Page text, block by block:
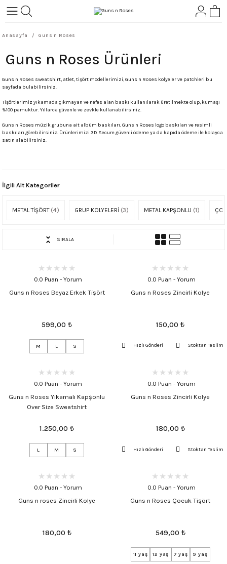
Geri Dön
ROCK
Geri Dön
Anasayfa Guns n Roses
Guns n Roses Ürünleri
Guns n Roses sweatshirt, atlet, tişört modellerimizi, Guns n Roses kolyeler ve patchleri bu
sayfada bulabilirsiniz.
Tişörtlerimiz yıkamada çıkmayan ve nefes alan baskı kullanılarak üretilmekte olup, kumaşı
%100 pamuktur. Yıllarca güvenle ve zevkle kullanabilirsiniz.
Guns n Roses müzik grubuna ait albüm baskıları, Guns n Roses logo baskıları ve resimli
baskıları görebilirsiniz. Ürünlerimizi 3D Secure güvenli ödeme ya da kapıda ödeme ile kolayca
satın alabilirsiniz.
İlgili Alt Kategoriler
METAL TİŞÖRT (4) GRUP KOLYELERİ (3) METAL KAPŞONLU (1)
SIRALA
0.0 Puan - Yorum
Guns n Roses Beyaz Erkek Tişört
599,00 ₺
M L S
0.0 Puan - Yorum
Guns n Roses Zincirli Kolye
150,00 ₺
Hızlı Gönderi Stoktan Teslim
0.0 Puan - Yorum
Guns n Roses Yıkamalı Kapşonlu
Over Size Sweatshirt
1.250,00 ₺
L M S
0.0 Puan - Yorum
Guns n Roses Zincirli Kolye
180,00 ₺
Hızlı Gönderi Stoktan Teslim
0.0 Puan - Yorum
Guns n roses Zincirli Kolye
180,00 ₺
0.0 Puan - Yorum
Guns n Roses Çocuk Tişört
549,00 ₺
11 yaş 12 yaş 7 yaş 9 yaş